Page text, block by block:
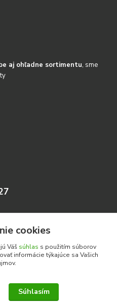
aj ohľadne sortimentu, sme
AkvaShop s.r.o. • IBAN:
cookies
Váš súhlas s použitím súborov
informácie týkajúce sa Vašich
Súhlasím